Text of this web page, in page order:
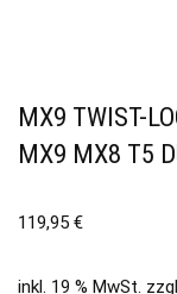
MX9 TWIST-
MX9 MX8 T5
119,95 €
inkl. 19 % MwSt.